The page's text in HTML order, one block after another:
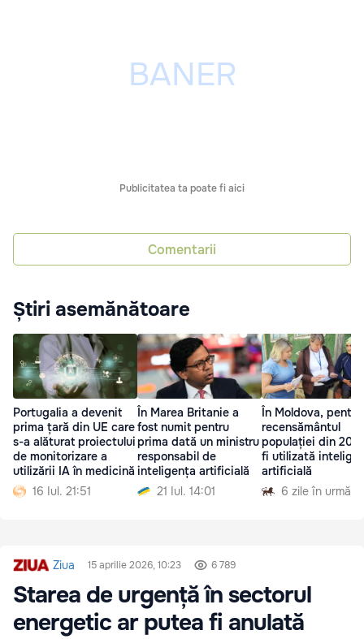
Publicitatea ta poate fi aici
Comentarii
Știri asemănătoare
Portugalia a devenit
prima țară din UE care
s-a alăturat proiectului
de monitorizare a
utilizării IA în medicină
16 Iul. 21:51
În Marea Britanie a
fost numit pentru
prima dată un ministru
responsabil de
inteligența artificială
21 Iul. 14:01
În Moldova, pentru
recensământul
populației din
fi utilizată
artificială
6 zile în urmă
Ziua 15 aprilie 2026, 10:23 6 789
Starea de urgență în sectorul
energetic ar putea fi anulată